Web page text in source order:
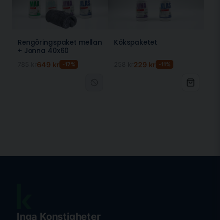
Vid rengöring av bänkskivor i marmor eller
granit i köket
För golv och fönsterbänkar i natursten
Vid rengöring av stenplattor på uteplats och
marksten
Rengöringspaket mellan
+ Jonna 40x60
649 kr -17%
Kökspaketet
229 kr -11%
Inga Konstigheter